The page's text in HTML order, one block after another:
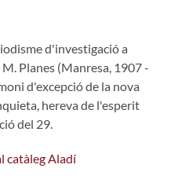
d'investigació a
Planes (Manresa, 1907 -
d'excepció de la nova
hereva de l'esperit
del 29.
catàleg Aladí